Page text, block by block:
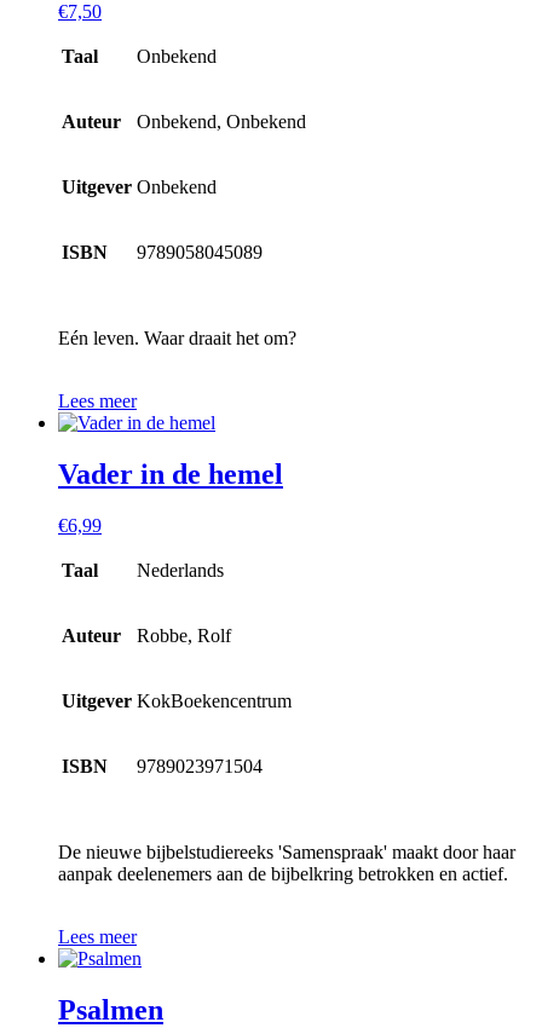
€7,50
Taal Onbekend
Auteur Onbekend, Onbekend
Uitgever Onbekend
ISBN 9789058045089
Eén leven. Waar draait het om?
Lees meer
Vader in de hemel
€6,99
Taal Nederlands
Auteur Robbe, Rolf
Uitgever KokBoekencentrum
ISBN 9789023971504
De nieuwe bijbelstudiereeks 'Samenspraak' maakt door haar
aanpak deelenemers aan de bijbelkring betrokken en actief.
Lees meer
Psalmen